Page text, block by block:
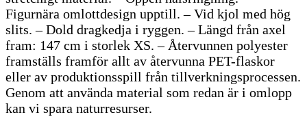
Figurnära omlottdesign upptill. – Vid kjol med hög
slits. – Dold dragkedja i ryggen. – Längd från axel
fram: 147 cm i storlek XS. – Återvunnen polyester
framställs framför allt av återvunna PET-flaskor
eller av produktionsspill från tillverkningsprocessen.
Genom att använda material som redan är i omlopp
kan vi spara naturresurser.